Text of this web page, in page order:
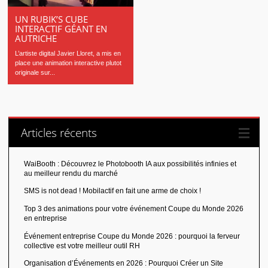
UN RUBIK’S CUBE
INTERACTIF GÉANT EN
AUTRICHE
L’artiste digital Javier Lloret, a mis en
place une animation interactive plutot
originale sur...
Articles récents
WaiBooth : Découvrez le Photobooth IA aux possibilités infinies et
au meilleur rendu du marché
SMS is not dead ! Mobilactif en fait une arme de choix !
Top 3 des animations pour votre événement Coupe du Monde 2026
en entreprise
Événement entreprise Coupe du Monde 2026 : pourquoi la ferveur
collective est votre meilleur outil RH
Organisation d’Événements en 2026 : Pourquoi Créer un Site